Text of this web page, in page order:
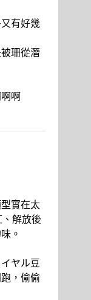
有好幾
珊從潛
啊
實在太
解放後
。
ヤル豆
，偷偷